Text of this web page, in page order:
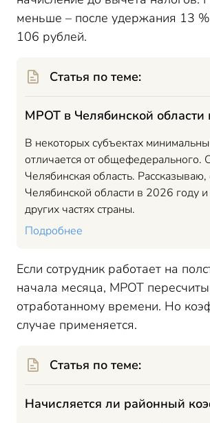
меньше – после удержания 13
106 рублей.
Статья по теме:
МРОТ в Челябинской области
В некоторых субъектах
отличается от общефедерального.
Челябинская область.
Челябинской области в 2026 году
других частях страны.
Подробнее
Если сотрудник работает на
начала месяца, МРОТ
отработанному времени. Но
случае применяется.
Статья по теме:
Начисляется ли районный